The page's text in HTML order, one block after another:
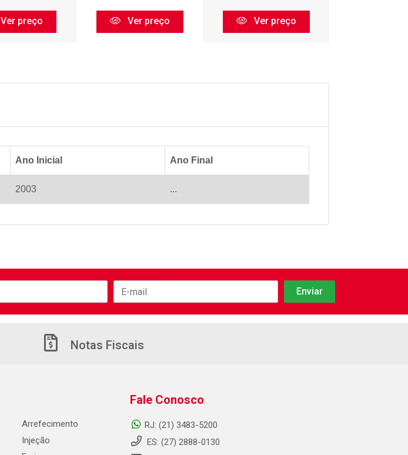
Ver preço Ver preço Ver preço
Ano Inicial Ano Final
2003 ...
Notas Fiscais
Arrefecimento
Injeção
Fale Conosco
RJ: (21) 3483-5200
ES: (27) 2888-0130